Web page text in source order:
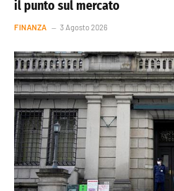
il punto sul mercato
FINANZA 3 Agosto 2026